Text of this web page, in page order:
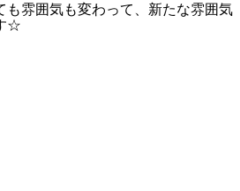
も雰囲気も変わって、新たな雰囲気
☆